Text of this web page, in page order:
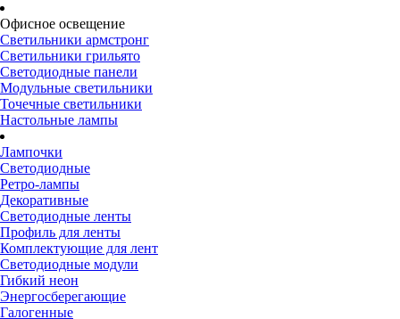
Офисное освещение
Светильники армстронг
Светильники грильято
Светодиодные панели
Модульные светильники
Точечные светильники
Настольные лампы
Лампочки
Светодиодные
Ретро-лампы
Декоративные
Светодиодные ленты
Профиль для ленты
Комплектующие для лент
Светодиодные модули
Гибкий неон
Энергосберегающие
Галогенные